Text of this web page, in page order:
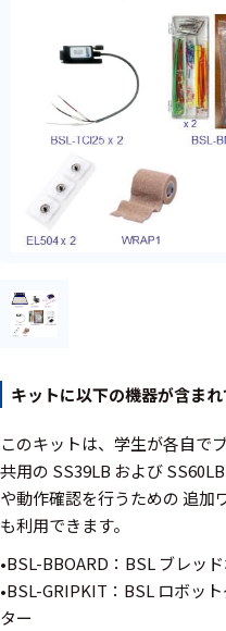
スイッチ
センサ・信号処
信号処理
センサ
フィルタ
ソフトウ
ェア
測定・計測関連
機器
握力計
キットに以下の機器が含ま
このキットは、学生が各自で
共用の SS39LB および
や動作確認を行うための 追加
も利用できます。
•BSL-BBOARD：BSL ブレッ
•BSL-GRIPKIT：BSL ロボッ
ター